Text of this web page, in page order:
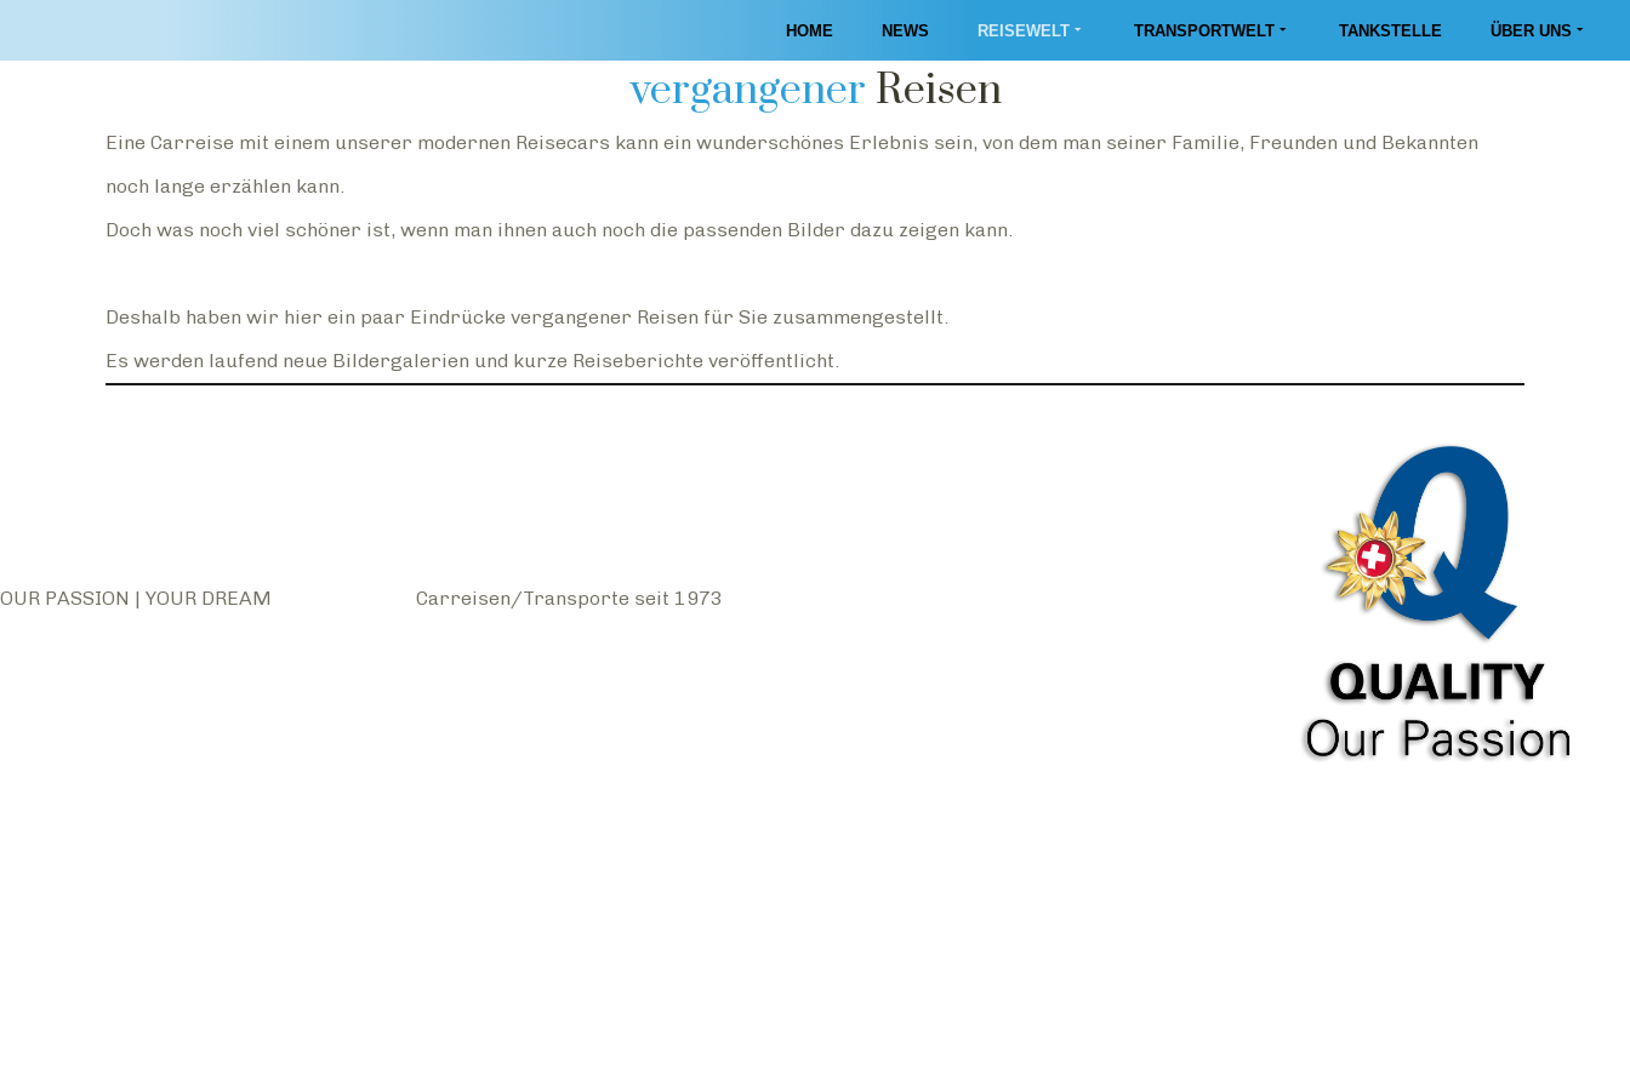
HOME NEWS REISEWELT TRANSPORTWELT TANKSTELLE ÜBER UNS
Impressionen
vergangener Reisen
Eine Carreise mit einem unserer modernen Reisecars kann ein wunderschönes Erlebnis sein, von dem man seiner Familie, Freunden und Bekannten
noch lange erzählen kann.
Doch was noch viel schöner ist, wenn man ihnen auch noch die passenden Bilder dazu zeigen kann.
Deshalb haben wir hier ein paar Eindrücke vergangener Reisen für Sie zusammengestellt.
Es werden laufend neue Bildergalerien und kurze Reiseberichte veröffentlicht.
OUR PASSION | YOUR DREAM Carreisen/Transporte seit 1973